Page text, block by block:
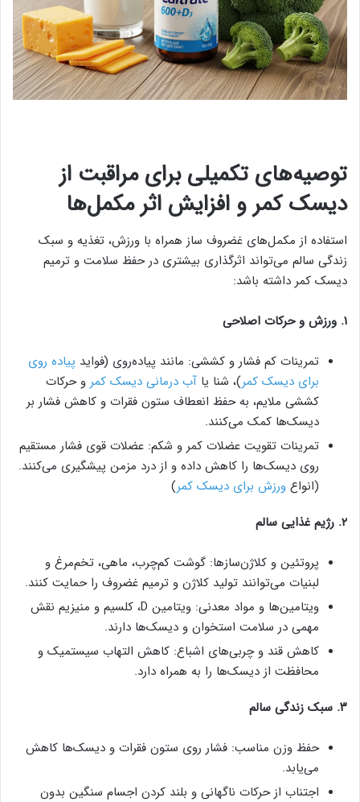
توصیه‌های تکمیلی برای مراقبت از
دیسک کمر و افزایش اثر مکمل‌ها
استفاده از مکمل‌های غضروف‌ ساز همراه با ورزش، تغذیه و سبک
زندگی سالم می‌تواند اثرگذاری بیشتری در حفظ سلامت و ترمیم
دیسک کمر داشته باشد:
۱. ورزش و حرکات اصلاحی
تمرینات کم فشار و کششی: مانند پیاده‌روی (فواید پیاده روی
برای دیسک کمر)، شنا یا آب درمانی دیسک کمر و حرکات
کششی ملایم، به حفظ انعطاف ستون فقرات و کاهش فشار بر
دیسک‌ها کمک می‌کنند.
تمرینات تقویت عضلات کمر و شکم: عضلات قوی فشار مستقیم
روی دیسک‌ها را کاهش داده و از درد مزمن پیشگیری می‌کنند.
(انواع ورزش برای دیسک کمر)
۲. رژیم غذایی سالم
پروتئین و کلاژن‌سازها: گوشت کم‌چرب، ماهی، تخم‌مرغ و
لبنیات می‌توانند تولید کلاژن و ترمیم غضروف را حمایت کنند.
ویتامین‌ها و مواد معدنی: ویتامین D، کلسیم و منیزیم نقش
مهمی در سلامت استخوان و دیسک‌ها دارند.
کاهش قند و چربی‌های اشباع: کاهش التهاب سیستمیک و
محافظت از دیسک‌ها را به همراه دارد.
۳. سبک زندگی سالم
حفظ وزن مناسب: فشار روی ستون فقرات و دیسک‌ها کاهش
می‌یابد.
اجتناب از حرکات ناگهانی و بلند کردن اجسام سنگین بدون